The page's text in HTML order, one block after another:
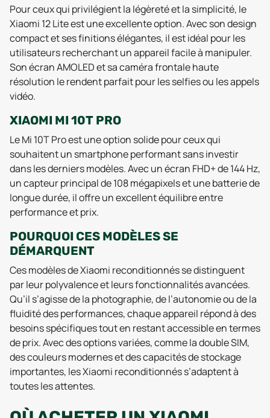
Pour ceux qui privilégient la légèreté et la simplicité, le
Xiaomi 12 Lite est une excellente option. Avec son design
compact et ses finitions élégantes, il est idéal pour les
utilisateurs recherchant un appareil facile à manipuler.
Son écran AMOLED et sa caméra frontale haute
résolution le rendent parfait pour les selfies ou les appels
vidéo.
XIAOMI MI 10T PRO
Le Mi 10T Pro est une option solide pour ceux qui
souhaitent un smartphone performant sans investir
dans les derniers modèles. Avec un écran FHD+ de 144 Hz,
un capteur principal de 108 mégapixels et une batterie de
longue durée, il offre un excellent équilibre entre
performance et prix.
POURQUOI CES MODÈLES SE
DÉMARQUENT
Ces modèles de Xiaomi reconditionnés se distinguent
par leur polyvalence et leurs fonctionnalités avancées.
Qu’il s’agisse de la photographie, de l’autonomie ou de la
fluidité des performances, chaque appareil répond à des
besoins spécifiques tout en restant accessible en termes
de prix. Avec des options variées, comme la double SIM,
des couleurs modernes et des capacités de stockage
importantes, les Xiaomi reconditionnés s’adaptent à
toutes les attentes.